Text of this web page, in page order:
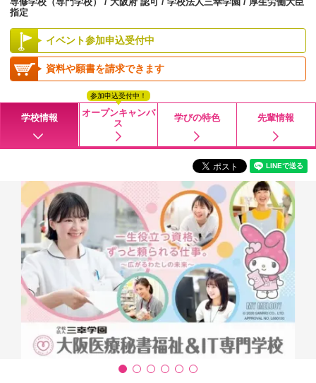
指定
イベント参加申込受付中
資料や願書を請求できます
学校情報
オープンキャンパ
ス
参加申込受付中！
学びの特色 先輩情報